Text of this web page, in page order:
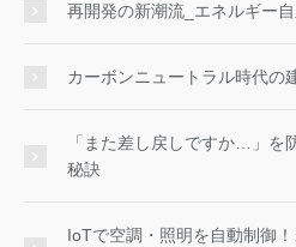
再開発の新潮流_エネルギー
カーボンニュートラル時代の
「また差し戻しですか…」を
秘訣
IoTで空調・照明を自動制御